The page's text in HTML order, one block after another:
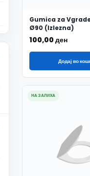
Gumica za
Ø90 (Izlezna)
100,00 ден
Додај во
НА ЗАЛИХА